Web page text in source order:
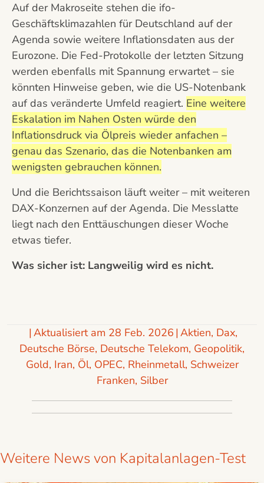
Auf der Makroseite stehen die ifo-
Geschäftsklimazahlen für Deutschland auf der
Agenda sowie weitere Inflationsdaten aus der
Eurozone. Die Fed-Protokolle der letzten Sitzung
werden ebenfalls mit Spannung erwartet – sie
könnten Hinweise geben, wie die US-Notenbank
auf das veränderte Umfeld reagiert. Eine weitere
Eskalation im Nahen Osten würde den
Inflationsdruck via Ölpreis wieder anfachen –
genau das Szenario, das die Notenbanken am
wenigsten gebrauchen können.
Und die Berichtssaison läuft weiter – mit weiteren
DAX-Konzernen auf der Agenda. Die Messlatte
liegt nach den Enttäuschungen dieser Woche
etwas tiefer.
Was sicher ist: Langweilig wird es nicht.
|Aktualisiert am 28 Feb. 2026 |Aktien, Dax,
Deutsche Börse, Deutsche Telekom, Geopolitik,
Gold, Iran, Öl, OPEC, Rheinmetall, Schweizer
Franken, Silber
Weitere News von Kapitalanlagen-Test